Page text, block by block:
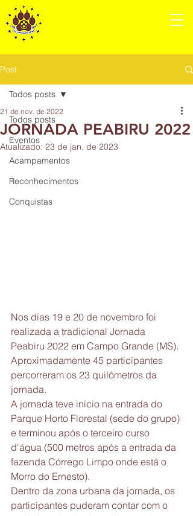
Post
Todos posts
Eventos
Acampamentos
Reconhecimentos
Conquistas
Todos posts
JORNADA PEABIRU 2022
21 de nov. de 2022
Atualizado: 23 de jan. de 2023
Nos dias 19 e 20 de novembro foi
realizada a tradicional Jornada
Peabiru 2022 em Campo Grande (MS).
Aproximadamente 45 participantes
percorreram os 23 quilômetros da
jornada.
A jornada teve início na entrada do
Parque Horto Florestal (sede do grupo)
e terminou após o terceiro curso
d'água (500 metros após a entrada da
fazenda Córrego Limpo onde está o
Morro do Ernesto).
Dentro da zona urbana da jornada, os
participantes puderam contar com o